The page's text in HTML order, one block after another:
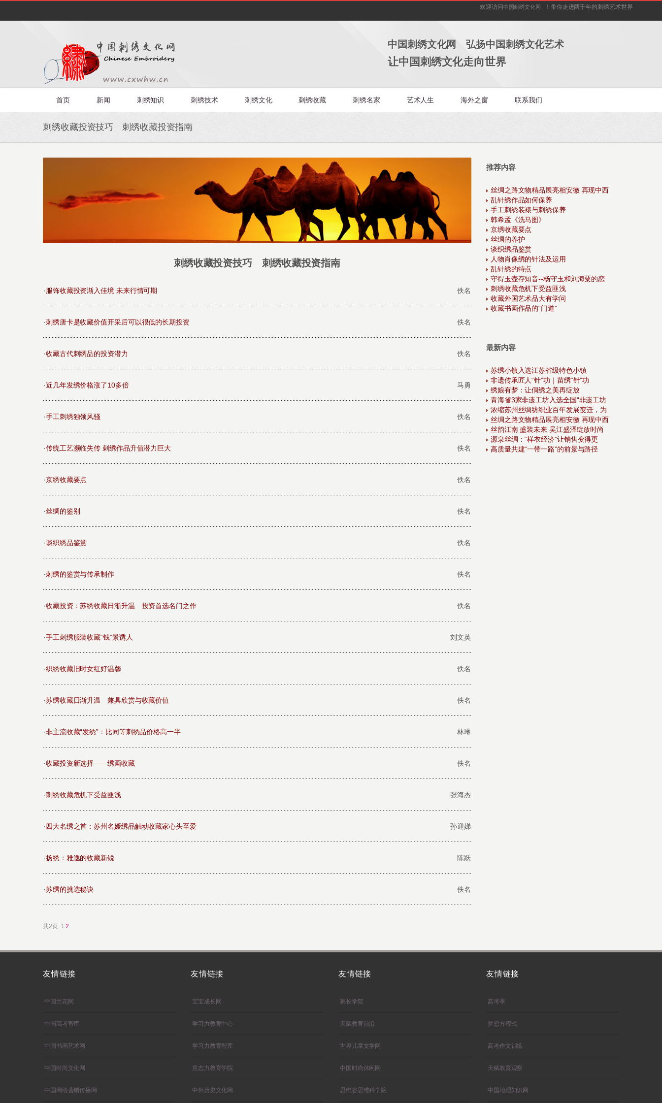
欢迎访问中国刺绣文化网 ！带你走进两千年的刺绣艺术世界
中国刺绣文化网 弘扬中国刺绣文化艺术
让中国刺绣文化走向世界
首页 新闻 刺绣知识 刺绣技术 刺绣文化 刺绣收藏 刺绣名家 艺术人生 海外之窗 联系我们
刺绣收藏投资技巧 刺绣收藏投资指南
刺绣收藏投资技巧 刺绣收藏投资指南
·服饰收藏投资渐入佳境 未来行情可期 佚名
·刺绣唐卡是收藏价值开采后可以很低的长期投资 佚名
·收藏古代刺绣品的投资潜力 佚名
·近几年发绣价格涨了10多倍 马勇
·手工刺绣独领风骚 佚名
·传统工艺濒临失传 刺绣作品升值潜力巨大 佚名
·京绣收藏要点 佚名
·丝绸的鉴别 佚名
·谈织绣品鉴赏 佚名
·刺绣的鉴赏与传承制作 佚名
·收藏投资：苏绣收藏日渐升温 投资首选名门之作 佚名
·手工刺绣服装收藏“钱”景诱人 刘文英
·织绣收藏旧时女红好温馨 佚名
·苏绣收藏日渐升温 兼具欣赏与收藏价值 佚名
·非主流收藏“发绣”：比同等刺绣品价格高一半 林琳
·收藏投资新选择——绣画收藏 佚名
·刺绣收藏危机下受益匪浅 张海杰
·四大名绣之首：苏州名媛绣品触动收藏家心头至爱 孙迎娣
·扬绣：雅逸的收藏新锐 陈跃
·苏绣的挑选秘诀 佚名
共2页 12
推荐内容
丝绸之路文物精品展亮相安徽 再现中西
乱针绣作品如何保养
手工刺绣装裱与刺绣保养
韩希孟《洗马图》
京绣收藏要点
丝绸的养护
谈织绣品鉴赏
人物肖像绣的针法及运用
乱针绣的特点
守得玉壶存知音--杨守玉和刘海粟的恋
刺绣收藏危机下受益匪浅
收藏外国艺术品大有学问
收藏书画作品的“门道”
最新内容
苏绣小镇入选江苏省级特色小镇
非遗传承匠人“针”功｜苗绣“针”功
绣娘有梦：让侗绣之美再绽放
青海省3家非遗工坊入选全国“非遗工坊
浓缩苏州丝绸纺织业百年发展变迁，为
丝绸之路文物精品展亮相安徽 再现中西
丝韵江南 盛装未来 吴江盛泽绽放时尚
源泉丝绸：“样衣经济”让销售变得更
高质量共建“一带一路”的前景与路径
友情链接
中国兰花网
中国高考智库
中国书画艺术网
中国时尚文化网
中国网络营销传播网
友情链接
宝宝成长网
学习力教育中心
学习力教育智库
意志力教育学院
中外历史文化网
友情链接
家长学院
天赋教育前沿
世界儿童文学网
中国时尚休闲网
思维谷思维科学院
友情链接
高考季
梦想方程式
高考作文训练
天赋教育观察
中国地理知识网